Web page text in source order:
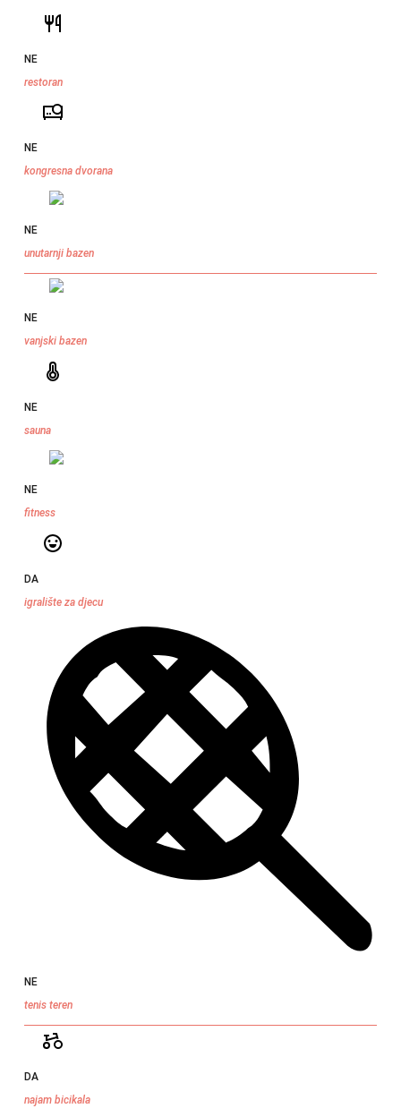
NE
restoran
NE
kongresna dvorana
NE
unutarnji bazen
NE
vanjski bazen
NE
sauna
NE
fitness
DA
igralište za djecu
NE
tenis teren
DA
najam bicikala